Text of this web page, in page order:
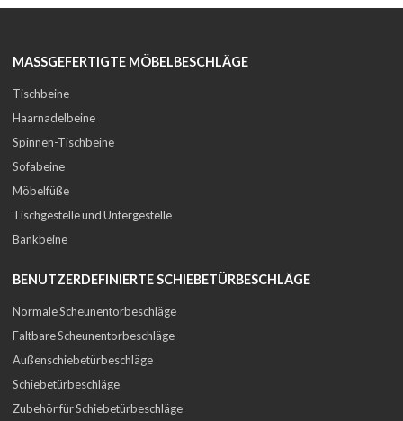
MASSGEFERTIGTE MÖBELBESCHLÄGE
Tischbeine
Haarnadelbeine
Spinnen-Tischbeine
Sofabeine
Möbelfüße
Tischgestelle und Untergestelle
Bankbeine
BENUTZERDEFINIERTE SCHIEBETÜRBESCHLÄGE
Normale Scheunentorbeschläge
Faltbare Scheunentorbeschläge
Außenschiebetürbeschläge
Schiebetürbeschläge
Zubehör für Schiebetürbeschläge